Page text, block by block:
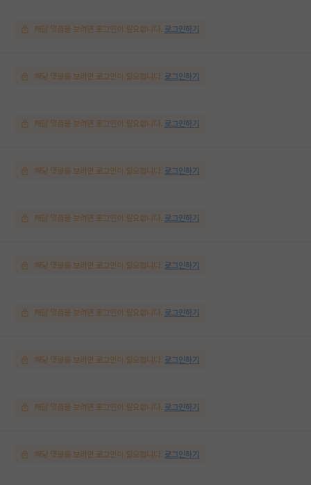
해당 댓글을 보려면 로그인이 필요합니다. 로그인하기
해당 댓글을 보려면 로그인이 필요합니다. 로그인하기
해당 댓글을 보려면 로그인이 필요합니다. 로그인하기
해당 댓글을 보려면 로그인이 필요합니다. 로그인하기
해당 댓글을 보려면 로그인이 필요합니다. 로그인하기
해당 댓글을 보려면 로그인이 필요합니다. 로그인하기
해당 댓글을 보려면 로그인이 필요합니다. 로그인하기
해당 댓글을 보려면 로그인이 필요합니다. 로그인하기
해당 댓글을 보려면 로그인이 필요합니다. 로그인하기
해당 댓글을 보려면 로그인이 필요합니다. 로그인하기